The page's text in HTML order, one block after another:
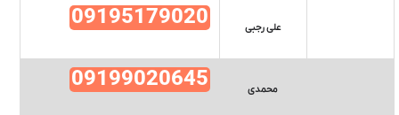
علی رجبی 09195179020
محمدی 09199020645